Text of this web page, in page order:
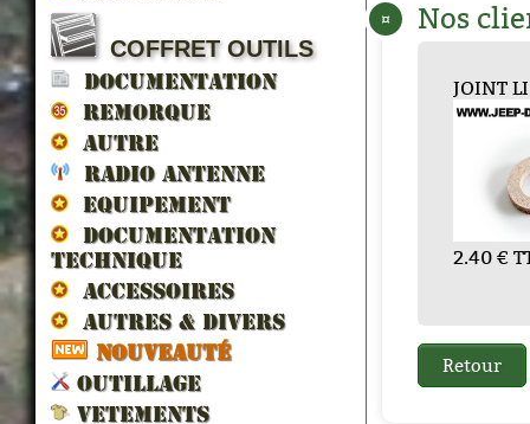
COFFRET OUTILS
DOCUMENTATION
REMORQUE
AUTRE
RADIO ANTENNE
EQUIPEMENT
DOCUMENTATION
TECHNIQUE
ACCESSOIRES
AUTRES & DIVERS
NOUVEAUTÉ
OUTILLAGE
VETEMENTS
¤ Nos
NOYAU
21.60 € TTC
JOINT LIEGE
2.40 € TTC
BAGUE